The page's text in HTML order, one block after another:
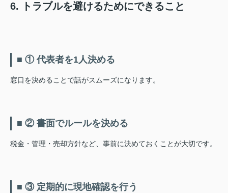
6. トラブルを避けるためにできること
■ ① 代表者を1人決める
窓口を決めることで話がスムーズになります。
■ ② 書面でルールを決める
税金・管理・売却方針など、事前に決めておくことが大切です。
■ ③ 定期的に現地確認を行う